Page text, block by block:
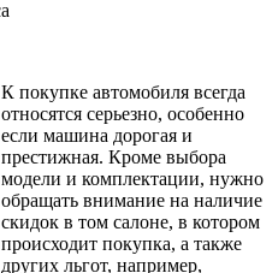
К покупке автомобиля всегда
относятся серьезно, особенно
если машина дорогая и
престижная. Кроме выбора
модели и комплектации, нужно
обращать внимание на наличие
скидок в том салоне, в котором
происходит покупка, а также
других льгот, например,